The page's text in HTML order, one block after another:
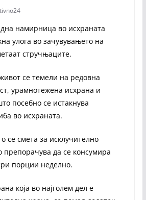
намирница во исхраната
улога во зачувувањето на
стручњаците.
се темели на редовна
урамнотежена исхрана и
посебно се истакнува
во исхраната.
се смета за исклучително
препорачува да се консумира
порции неделно.
која во најголем дел е